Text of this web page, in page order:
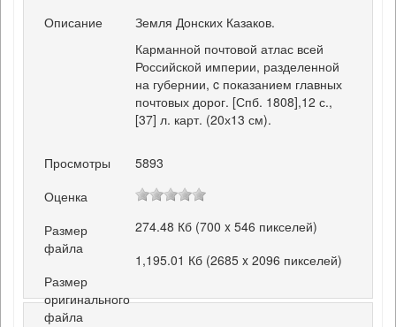
Описание
Земля Донских Казаков.
Карманной почтовой атлас всей
Российской империи, разделенной
на губернии, c показанием главных
почтовых дорог. [Спб. 1808],12 с.,
[37] л. карт. (20х13 см).
Просмотры
5893
Оценка
Размер
файла
274.48 Кб (700 x 546 пикселей)
Размер
оригинального
файла
1,195.01 Кб (2685 x 2096 пикселей)